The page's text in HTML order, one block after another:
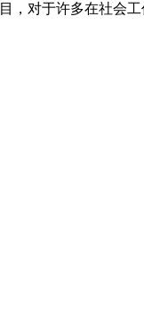
，对于许多在社会